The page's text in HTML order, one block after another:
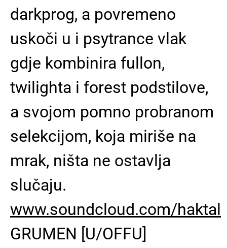
darkprog, a povremeno
uskoči u i psytrance vlak
gdje kombinira fullon,
twilighta i forest podstilove,
a svojom pomno probranom
selekcijom, koja miriše na
mrak, ništa ne ostavlja
slučaju.
www.soundcloud.com/haktal
GRUMEN [U/OFFU]